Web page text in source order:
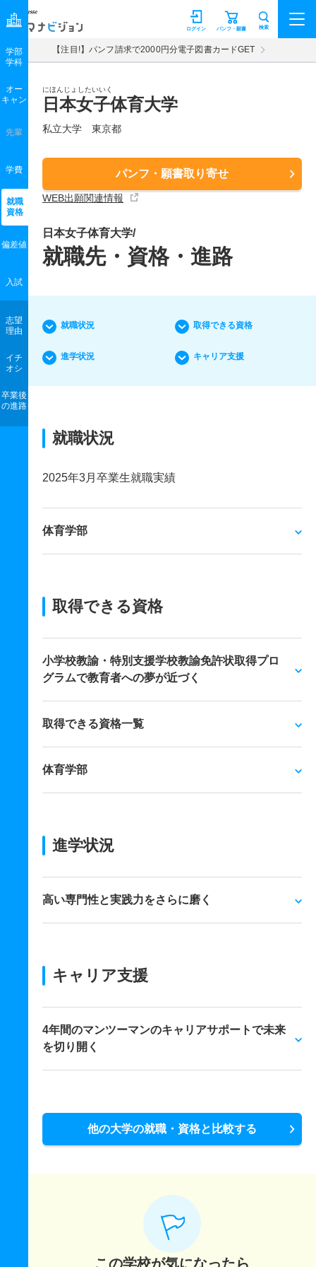
マナビジョン パンフ・願書
ログイン 検索
【注目!】パンフ請求で2000円分電子図書カードGET
にほんじょしたいいく
日本女子体育大学
私立大学 東京都
パンフ・願書取り寄せ
WEB出願関連情報
学部
学科
オー
キャン
先輩
学費
就職
資格
偏差値
入試
志望
理由
イチ
オシ
卒業後
の進路
日本女子体育大学/
就職先・資格・進路
就職状況 取得できる資格
進学状況 キャリア支援
就職状況
2025年3月卒業生就職実績
体育学部
取得できる資格
小学校教諭・特別支援学校教諭免許状取得プロ
グラムで教育者への夢が近づく
取得できる資格一覧
体育学部
進学状況
高い専門性と実践力をさらに磨く
キャリア支援
4年間のマンツーマンのキャリアサポートで未来
を切り開く
他の大学の就職・資格と比較する
この学校が気になったら